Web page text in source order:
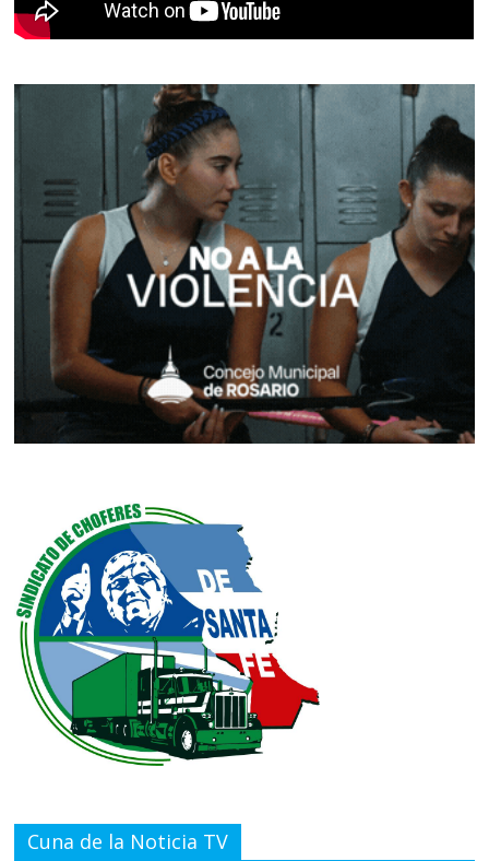
Cuna de la Noticia TV